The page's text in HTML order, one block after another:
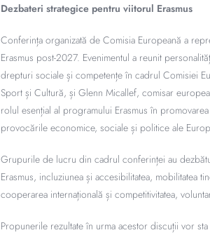
Dezbateri strategice pentru viitorul Erasmus
Conferința organizată de Comisia Europeană a
Erasmus post-2027. Evenimentul a reunit
drepturi sociale și competențe în cadrul Comisiei
Sport și Cultură, și Glenn Micallef, comisar
rolul esențial al programului Erasmus în
provocările economice, sociale și politice ale
Grupurile de lucru din cadrul conferinței au
Erasmus, incluziunea și accesibilitatea, mobilitatea
cooperarea internațională și competitivitatea,
Propunerile rezultate în urma acestor discuții vor